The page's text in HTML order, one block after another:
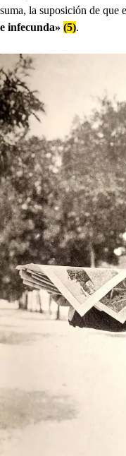
suma, la suposición de que
e infecunda» (5).